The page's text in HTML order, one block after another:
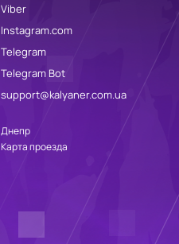
Viber
Instagram.com
Telegram
Telegram Bot
support@kalyaner.com.ua
Днепр
Карта проезда